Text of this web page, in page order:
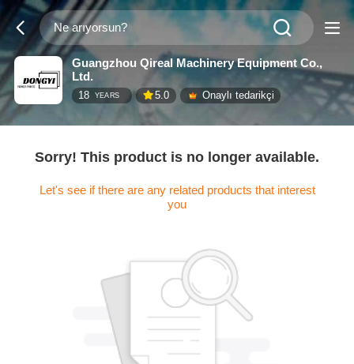
Guangzhou Qireal Machinery Equipment Co.,
Ltd.
18 YEARS 5.0 Onaylı tedarikçi
Sorry! This product is no longer available.
Let's see if there are any related products that interest
you